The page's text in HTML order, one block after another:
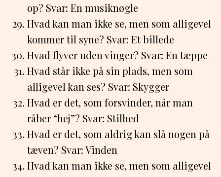
op? Svar: En musiknøgle
Hvad kan man ikke se, men som alligevel
kommer til syne? Svar: Et billede
Hvad flyver uden vinger? Svar: En tæppe
Hvad står ikke på sin plads, men som
alligevel kan ses? Svar: Skygger
Hvad er det, som forsvinder, når man
råber “hej”? Svar: Stilhed
Hvad er det, som aldrig kan slå nogen på
tæven? Svar: Vinden
Hvad kan man ikke se, men som alligevel